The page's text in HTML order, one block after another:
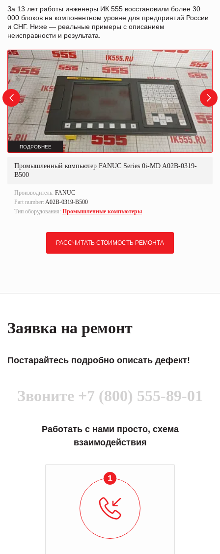
За 13 лет работы инженеры ИК 555 восстановили более 30
000 блоков на компонентном уровне для предприятий России
и СНГ. Ниже — реальные примеры с описанием
неисправности и результата.
ПОДРОБНЕЕ
Промышленный компьютер FANUC Series 0i-MD A02B-0319-
B500
Производитель: FANUC
Part number: A02B-0319-B500
Тип оборудования: Промышленные компьютеры
РАССЧИТАТЬ СТОИМОСТЬ РЕМОНТА
Заявка на ремонт
Постарайтесь подробно описать дефект!
Звоните +7 (800) 555-89-01
Работать с нами просто, схема
взаимодействия
1